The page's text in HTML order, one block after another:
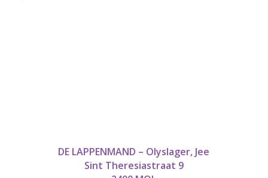
DE LAPPENMAND – Olyslager, Jee
Sint Theresiastraat 9